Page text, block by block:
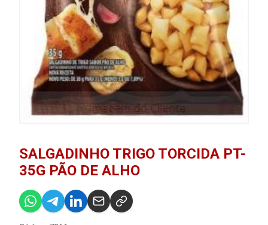
SALGADINHO TRIGO TORCIDA PT-
35G PÃO DE ALHO